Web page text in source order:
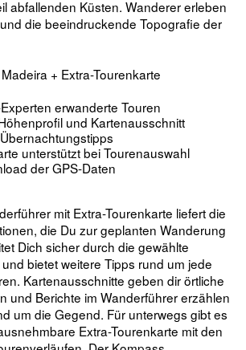
abfallenden Küsten. Wanderer erleben
die beeindruckende Topografie der
+ Extra-Tourenkarte
erwanderte Touren
und Kartenausschnitt
unterstützt bei Tourenauswahl
der GPS-Daten
mit Extra-Tourenkarte liefert die
die Du zur geplanten Wanderung
Dich sicher durch die gewählte
bietet weitere Tipps rund um jede
Kartenausschnitte geben dir örtliche
und Berichte im Wanderführer erzählen
um die Gegend. Für unterwegs gibt es
Extra-Tourenkarte mit den